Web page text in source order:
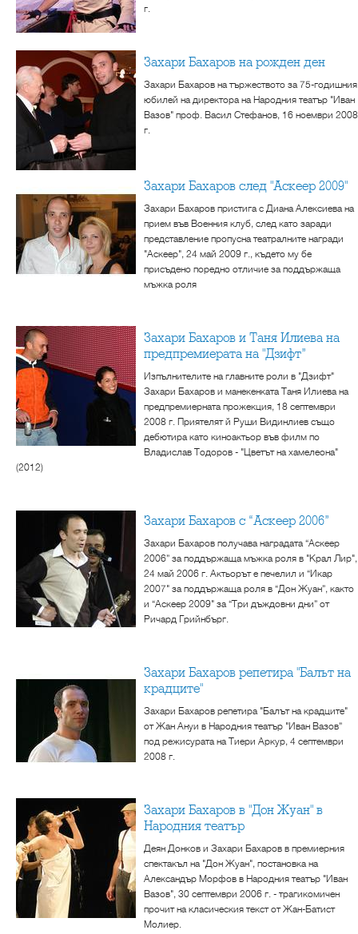
г.
Захари Бахаров на рожден ден
Захари Бахаров на тържеството за 75-годишния
юбилей на директора на Народния театър "Иван
Вазов" проф. Васил Стефанов, 16 ноември 2008
г.
Захари Бахаров след "Аскеер 2009"
Захари Бахаров пристига с Диана Алексиева на
прием във Военния клуб, след като заради
представление пропусна театралните награди
"Аскеер", 24 май 2009 г., където му бе
присъдено поредно отличие за поддържаща
мъжка роля
Захари Бахаров и Таня Илиева на
предпремиерата на "Дзифт”
Изпълнителите на главните роли в "Дзифт"
Захари Бахаров и манекенката Таня Илиева на
предпремиерната прожекция, 18 септември
2008 г. Приятелят й Руши Видинлиев също
дебютира като киноактьор във филм по
Владислав Тодоров - "Цветът на хамелеона"
(2012)
Захари Бахаров с “Аскеер 2006”
Захари Бахаров получава наградата “Аскеер
2006” за поддържаща мъжка роля в "Крал Лир",
24 май 2006 г. Актьорът е печелил и “Икар
2007" за поддържаща роля в “Дон Жуан”, както
и “Аскеер 2009" за “Три дъждовни дни” от
Ричард Грийнбърг.
Захари Бахаров репетира "Балът на
крадците"
Захари Бахаров репетира "Балът на крадците"
от Жан Ануи в Народния театър "Иван Вазов”
под режисурата на Тиери Аркур, 4 септември
2008 г.
Захари Бахаров в "Дон Жуан" в
Народния театър
Деян Донков и Захари Бахаров в премиерния
спектакъл на "Дон Жуан", постановка на
Александър Морфов в Народния театър "Иван
Вазов", 30 септември 2006 г. - трагикомичен
прочит на класическия текст от Жан-Батист
Молиер.